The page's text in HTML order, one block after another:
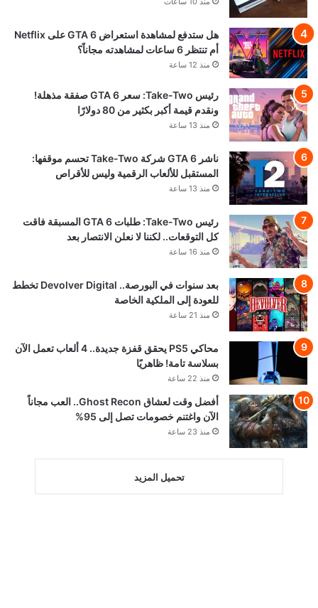
هل ستدفع لمشاهدة استعراض GTA 6 على Netflix
أم تنتظر 6 ساعات لمشاهدته مجاناً؟
منذ 12 ساعة
رئيس Take-Two: سعر GTA 6 صفقة مذهلة!
ونقدم قيمة أكبر بكثير من 80 دولارًا
منذ 13 ساعة
ناشر GTA 6 شركة Take-Two تحسم موقفها:
المستقبل للألعاب الرقمية وليس للأقراص
منذ 13 ساعة
رئيس Take-Two: طلبات GTA 6 المسبقة فاقت
كل التوقعات.. لكننا لا نعلن الانتصار بعد
منذ 16 ساعة
بعد سنوات في البورصة.. Devolver Digital تخطط
للعودة إلى الملكية الخاصة
منذ 21 ساعة
محاكي PS5 يحقق قفزة جديدة.. 4 ألعاب تعمل الآن
بسلاسة تامة! ظاهريًا
منذ 22 ساعة
أفضل وقت لعشاق Ghost Recon.. العب مجاناً
الآن واغتنم خصومات تصل إلى 95%
منذ 23 ساعة
تحميل المزيد